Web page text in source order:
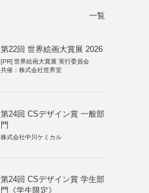
一覧
第22回 世界絵画大賞展 2026
[PR] 世界絵画大賞展 実行委員会
共催：株式会社世界堂
第24回 CSデザイン賞 一般部
門
株式会社中川ケミカル
第24回 CSデザイン賞 学生部
門《学生限定》